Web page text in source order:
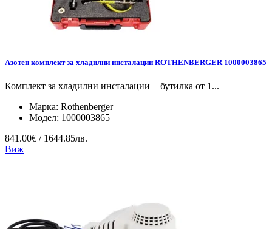
Азотен комплект за хладилни инсталации ROTHENBERGER 1000003865
Комплект за хладилни инсталации + бутилка от 1...
Марка: Rothenberger
Модел: 1000003865
841.00€ / 1644.85лв.
Виж